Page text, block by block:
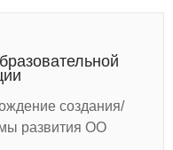
создания/
развития ОО